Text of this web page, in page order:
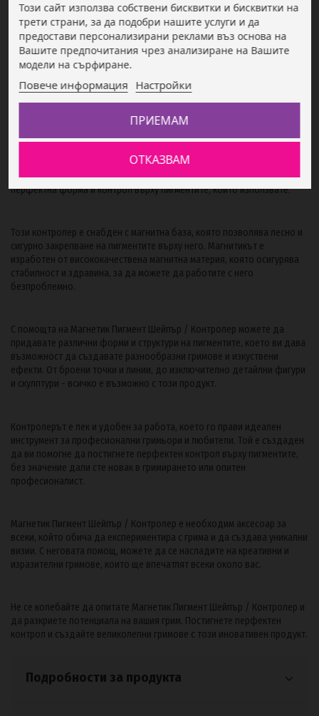
Описание
предназначен да предложи уникално изживяване при гримирането и
приложението на пигменти. Той е създаден с цел да осигури
перфектна форма и контрол върху пигментите, които използвате.
Този контролер е снабден с магнитна база, която позволява лесно и
сигурно закрепване на пигментите върху него. Магнитикът е
изработен от висококачествена магнитна материя, която осигурява
стабилност и здравина, за да можете да работите с него
безпроблемно.
С помощта на Магнетик Пигмент Шейпър / Контролер можете да
придавате различни форми и структури на пигментите, което ви дава
възможност да създавате разнообразни гримове и изкуствени
ефекти. От броени точки и линии, до изключително детайлни фигури
и скулптури - всичко е възможно с този продукт.
Контролерът е лек и удобен за работа, което го прави идеален
инструмент за професионални гримьори и любители. Той е създаден
да ви помогне да постигнете перфектен контрол върху пигментите,
без значение дали сте новак в гримирането или опитен
професионалист.
Магнетик Пигмент Шейпър / Контролер е необходим аксесоар за
всеки, който обича да експериментира с грима и да създава уникални
визии. С неговата помощ, можете да се насладите на креативни и
изразителни гримове, които ще впечатлят всеки около вас.
Не се колебайте да опитате Магнетик Пигмент Шейпър / Контролер и
да разкриете потенциала на вашия грим. Постигнете перфектен
контрол и създайте великолепни гримове с този иновативен продукт.
Подробности за продукта
Този сайт използва собствени бисквитки и бисквитки на
трети страни, за да подобри нашите услуги и да
предостави персонализирани реклами въз основа на
Вашите предпочитания чрез анализиране на Вашите
модели на сърфиране.
Повече информация Настройки
ОТКАЗВАМ
ПРИЕМАМ